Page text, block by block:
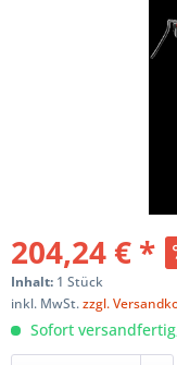
204,24 € *
Inhalt: 1 Stück
inkl. MwSt.zzgl.
Sofort